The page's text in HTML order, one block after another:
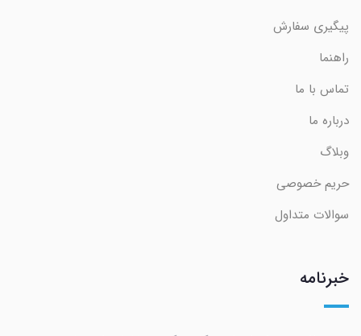
پیگیری سفارش
راهنما
تماس با ما
درباره ما
وبلاگ
حریم خصوصی
سوالات متداول
خبرنامه